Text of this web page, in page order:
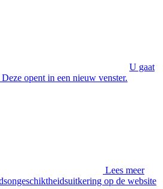
U gaat
opent in een nieuw venster.
Lees meer
op de website